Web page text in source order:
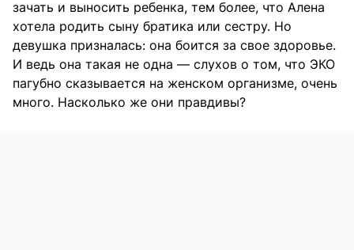
зачать и выносить ребенка, тем более, что Алена
хотела родить сыну братика или сестру. Но
девушка призналась: она боится за свое здоровье.
И ведь она такая не одна — слухов о том, что ЭКО
пагубно сказывается на женском организме, очень
много. Насколько же они правдивы?